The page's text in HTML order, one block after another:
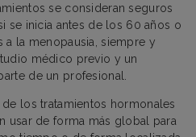
se consideran seguros
se inicia antes de los 60 años o
la menopausia, siempre y
médico previo y un
de un profesional.
los tratamientos hormonales
usar de forma más global para